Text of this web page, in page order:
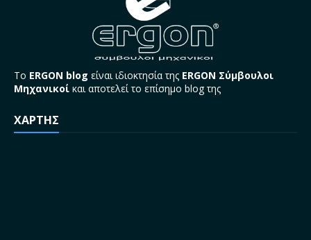
Το ERGON blog είναι ιδιοκτησία της ERGON Σύμβουλοι
Μηχανικοί και αποτελεί το επίσημο blog της
ΧΑΡΤΗΣ